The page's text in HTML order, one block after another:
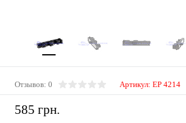
Отзывов: 0 Артикул: EP 4214
585 грн.